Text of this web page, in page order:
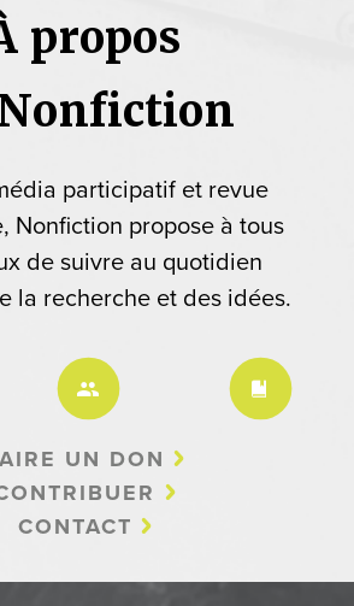
propos
participatif et revue
Nonfiction propose à tous
de suivre au quotidien
la recherche et des idées.
UN DON
CONTACT